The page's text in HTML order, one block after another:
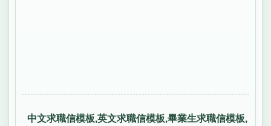
中文求職信模板,英文求職信模板,畢業生求職信模板,